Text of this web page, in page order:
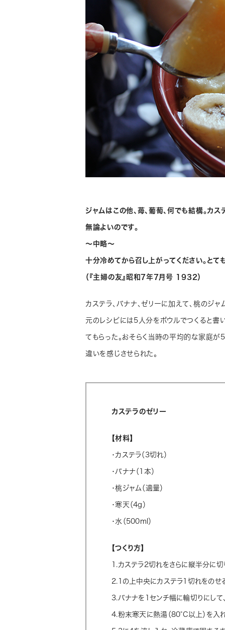
ジャムはこの他、苺、葡萄、何でも結構。カ
無論よいのです。
～中略～
十分冷めてから召し上がってください。とて
（『主婦の友』昭和7年7月号 1932）
カステラ、バナナ、ゼリーに加えて、桃のジ
元のレシピには5人分をボウルでつくると書
てもらった。おそらく当時の平均的な家庭が
違いを感じさせられた。
カステラのゼリー
【材料】
・カステラ（3切れ）
・バナナ（1本）
・桃ジャム（適量）
・寒天（4g）
・水（500ml）
【つくり方】
1.カステラ2切れをさらに縦半分に切
2.1の上中央にカステラ1切れをのせ
3.バナナを1センチ幅に輪切りにして
4.粉末寒天に熱湯（80°C以上）を入れ